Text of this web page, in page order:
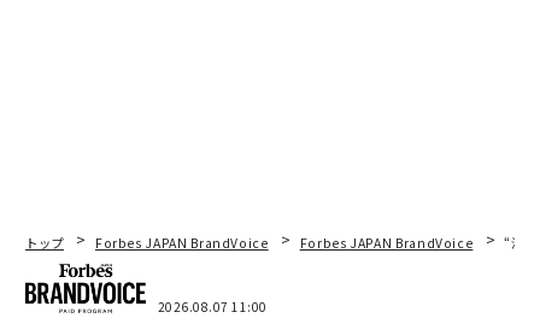
トップ Forbes JAPAN BrandVoice Forbes JAPAN BrandVoice “泊
2026.08.07 11:00